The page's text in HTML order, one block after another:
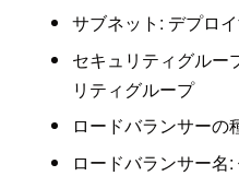
サブネット: デプロ
セキュリティグルー
リティグループ
ロードバランサーの
ロードバランサー名